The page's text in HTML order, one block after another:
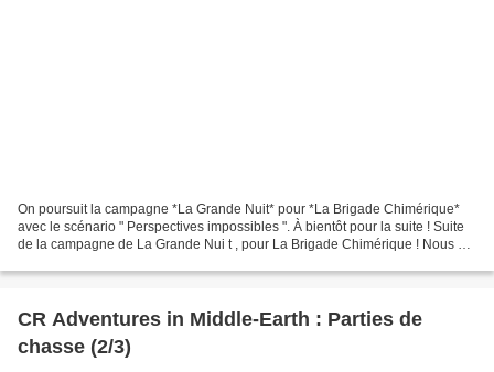
On poursuit la campagne *La Grande Nuit* pour *La Brigade Chimérique*
avec le scénario " Perspectives impossibles ". À bientôt pour la suite ! Suite
de la campagne de La Grande Nui t , pour La Brigade Chimérique ! Nous en
CR Adventures in Middle-Earth : Parties de
chasse (2/3)